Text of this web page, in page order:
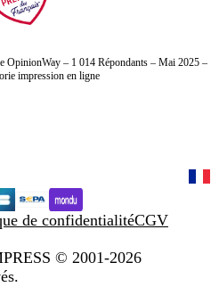
OpinionWay – 1 014 Répondants – Mai 2025 –
impression en ligne
de confidentialitéCGV
© 2001-2026